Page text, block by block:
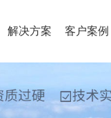
解决方案 客户案例